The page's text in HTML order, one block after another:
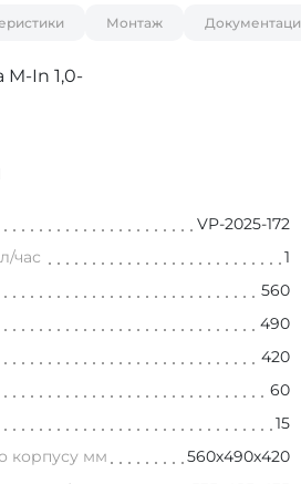
Монтаж
In 1,0-
VP-2025-172
час
1
560
490
420
60
15
корпусу мм
560х490х420